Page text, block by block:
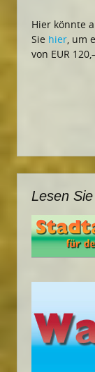
Hier könnte
Sie hier, um
von EUR
Lesen